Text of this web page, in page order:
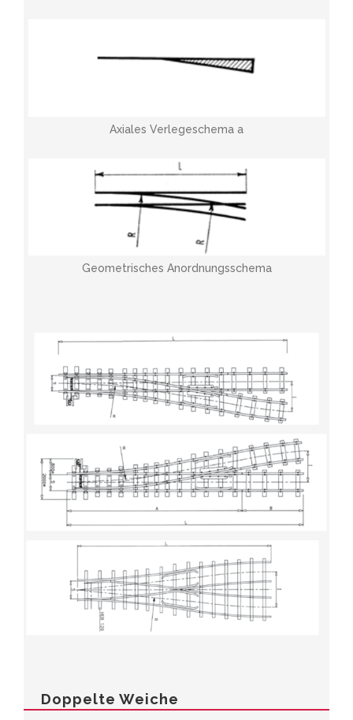
Axiales Verlegeschema a
Geometrisches Anordnungsschema
Doppelte Weiche